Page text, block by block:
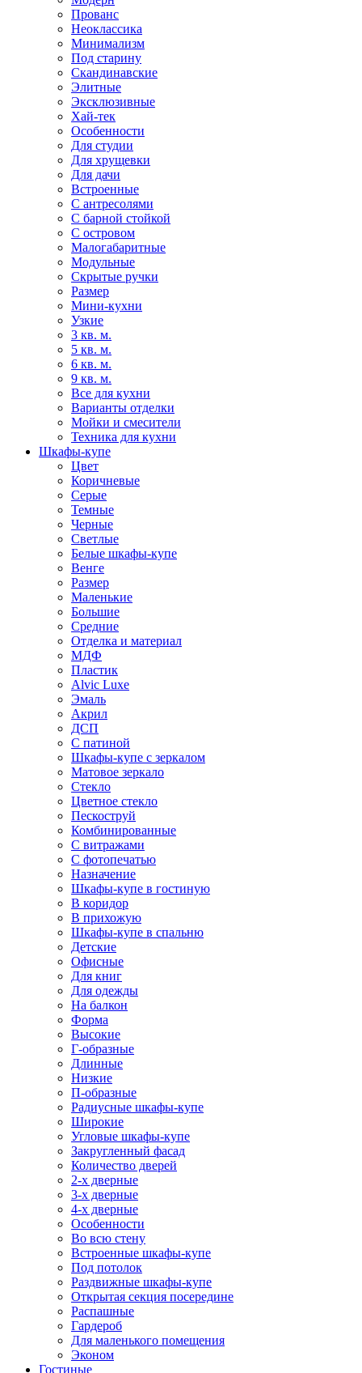
Прованс
Неоклассика
Минимализм
Под старину
Скандинавские
Элитные
Эксклюзивные
Хай-тек
Особенности
Для студии
Для хрущевки
Для дачи
Встроенные
С антресолями
С барной стойкой
С островом
Малогабаритные
Модульные
Скрытые ручки
Размер
Мини-кухни
Узкие
3 кв. м.
5 кв. м.
6 кв. м.
9 кв. м.
Все для кухни
Варианты отделки
Мойки и смесители
Техника для кухни
Шкафы-купе
Цвет
Коричневые
Серые
Темные
Черные
Светлые
Белые шкафы-купе
Венге
Размер
Маленькие
Большие
Средние
Отделка и материал
МДФ
Пластик
Alvic Luxe
Эмаль
Акрил
ДСП
С патиной
Шкафы-купе с зеркалом
Матовое зеркало
Стекло
Цветное стекло
Пескоструй
Комбинированные
С витражами
С фотопечатью
Назначение
Шкафы-купе в гостиную
В коридор
В прихожую
Шкафы-купе в спальню
Детские
Офисные
Для книг
Для одежды
На балкон
Форма
Высокие
Г-образные
Длинные
Низкие
П-образные
Радиусные шкафы-купе
Широкие
Угловые шкафы-купе
Закругленный фасад
Количество дверей
2-х дверные
3-х дверные
4-х дверные
Особенности
Во всю стену
Встроенные шкафы-купе
Под потолок
Раздвижные шкафы-купе
Открытая секция посередине
Распашные
Гардероб
Для маленького помещения
Эконом
Гостиные